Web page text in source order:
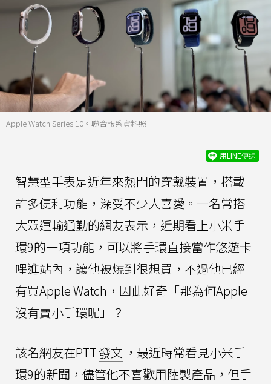
Apple Watch Series 10。聯合報系資料照
用LINE傳送
智慧型手表是近年來熱門的穿戴裝置，搭載
許多便利功能，深受不少人喜愛。一名常搭
大眾運輸通勤的網友表示，近期看上小米手
環9的一項功能，可以將手環直接當作悠遊卡
嗶進站內，讓他被燒到很想買，不過他已經
有買Apple Watch，因此好奇「那為何Apple
沒有賣小手環呢」？
該名網友在PTT發文 ，最近時常看見小米手
環9的新聞，儘管他不喜歡用陸製產品，但手